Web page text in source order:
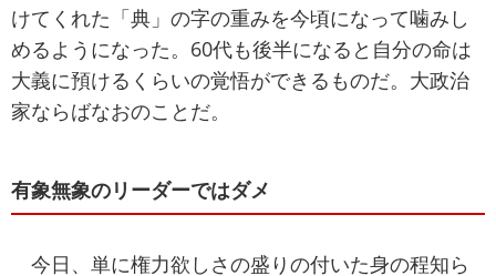
けてくれた「典」の字の重みを今頃になって噛みし
めるようになった。60代も後半になると自分の命は
大義に預けるくらいの覚悟ができるものだ。大政治
家ならばなおのことだ。
有象無象のリーダーではダメ
今日、単に権力欲しさの盛りの付いた身の程知ら